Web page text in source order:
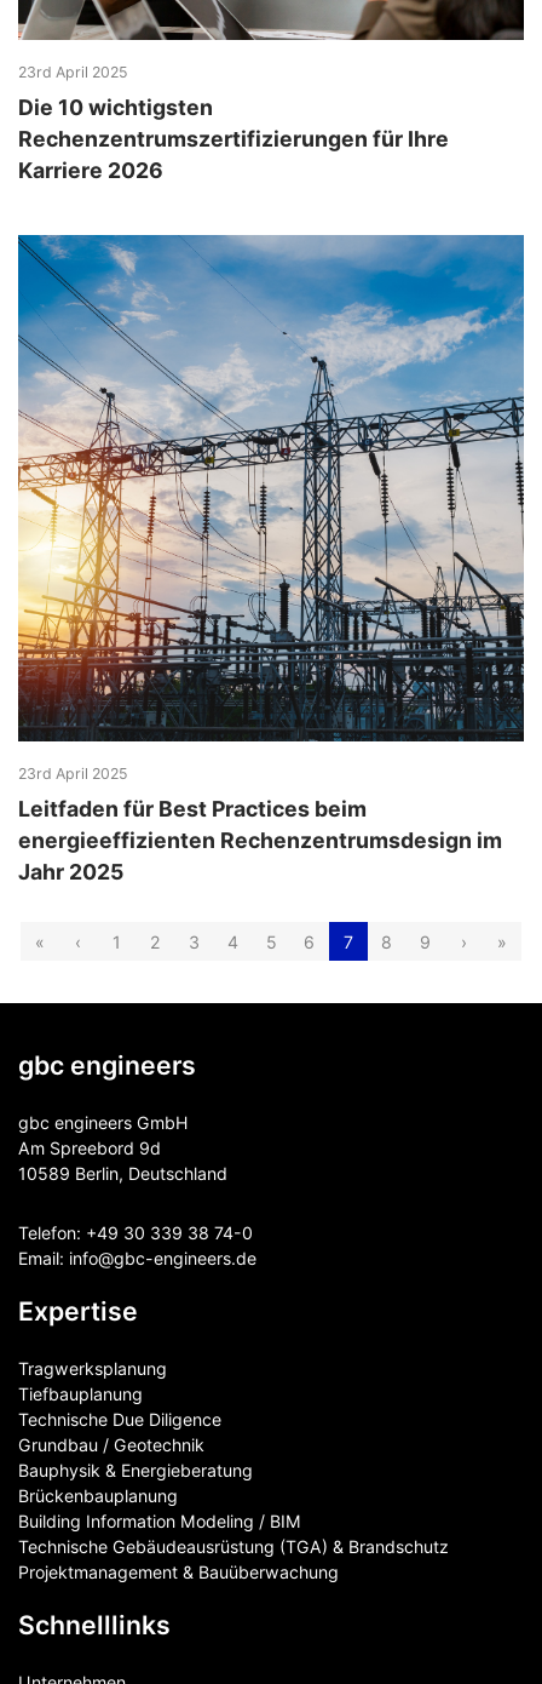
23rd April 2025
Die 10 wichtigsten
Rechenzentrumszertifizierungen für Ihre
Karriere 2026
23rd April 2025
Leitfaden für Best Practices beim
energieeffizienten Rechenzentrumsdesign im
Jahr 2025
« ‹ 1 2 3 4 5 6 7 8 9 › »
gbc engineers
gbc engineers GmbH
Am Spreebord 9d
10589 Berlin, Deutschland
Telefon: +49 30 339 38 74-0
Email: info@gbc-engineers.de
Expertise
Tragwerksplanung
Tiefbauplanung
Technische Due Diligence
Grundbau / Geotechnik
Bauphysik & Energieberatung
Brückenbauplanung
Building Information Modeling / BIM
Technische Gebäudeausrüstung (TGA) & Brandschutz
Projektmanagement & Bauüberwachung
Schnelllinks